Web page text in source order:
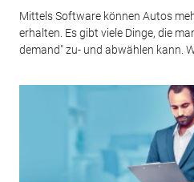
Mittels Software können Autos
erhalten. Es gibt viele Dinge, die
demand" zu- und abwählen kann.